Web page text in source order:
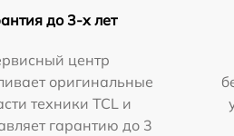
до 3-х лет
центр
оригинальные
техники TCL и
гарантию до 3